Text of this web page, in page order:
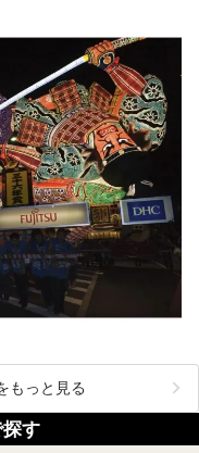
もっと見る
す